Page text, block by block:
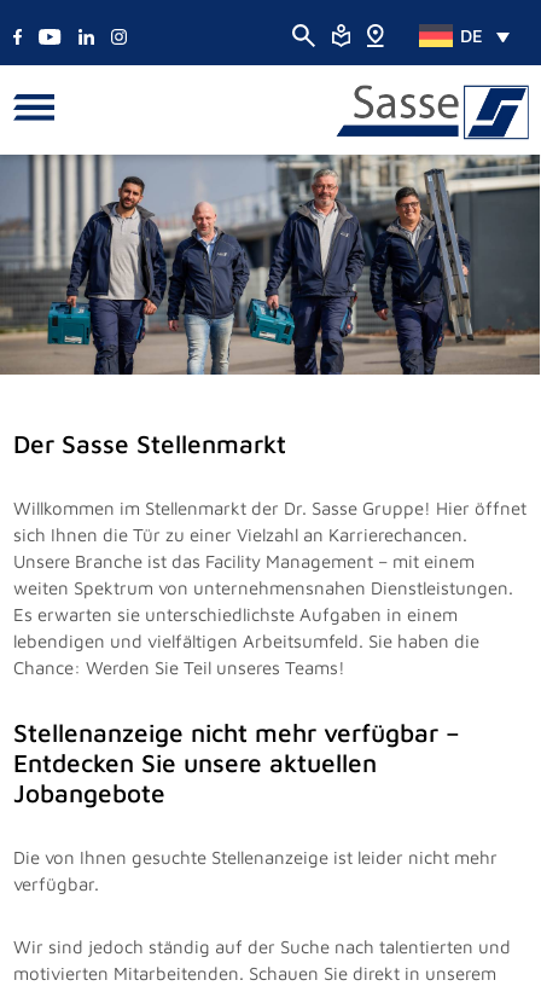
DE
Der Sasse Stellenmarkt
Willkommen im Stellenmarkt der Dr. Sasse Gruppe! Hier öffnet
sich Ihnen die Tür zu einer Vielzahl an Karrierechancen.
Unsere Branche ist das Facility Management – mit einem
weiten Spektrum von unternehmensnahen Dienstleistungen.
Es erwarten sie unterschiedlichste Aufgaben in einem
lebendigen und vielfältigen Arbeitsumfeld. Sie haben die
Chance: Werden Sie Teil unseres Teams!
Stellenanzeige nicht mehr verfügbar –
Entdecken Sie unsere aktuellen
Jobangebote
Die von Ihnen gesuchte Stellenanzeige ist leider nicht mehr
verfügbar.
Wir sind jedoch ständig auf der Suche nach talentierten und
motivierten Mitarbeitenden. Schauen Sie direkt in unserem